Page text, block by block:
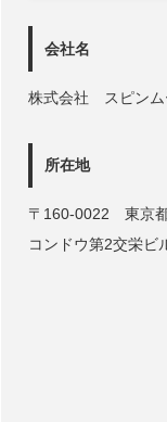
会社名
株式会社 スピンム
所在地
〒160-0022 東京
コンドウ第2交栄ビ